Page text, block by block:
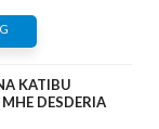
KATIBU
DESDERIA